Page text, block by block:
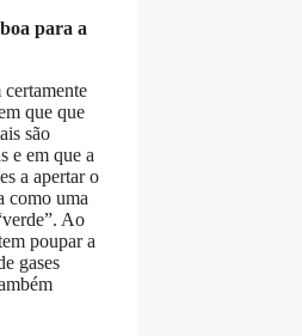
para a
certamente
que que
são
e em que a
a apertar o
como uma
Ao
poupar a
gases